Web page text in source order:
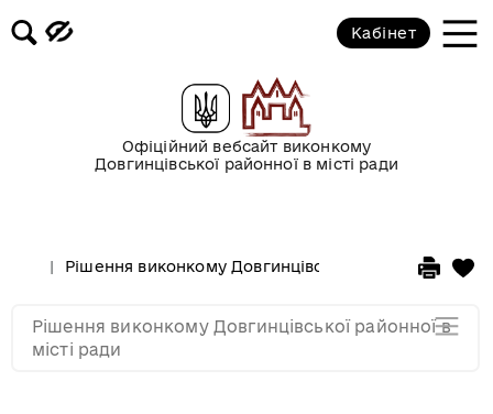
Офіційний вебсайт виконкому
Довгинцівської районної в місті ради
Кабінет
Рішення виконкому Довгинцівської районної в
Рішення виконкому Довгинцівської районної в
місті ради
2015 рік
2013 рік
2012 рік